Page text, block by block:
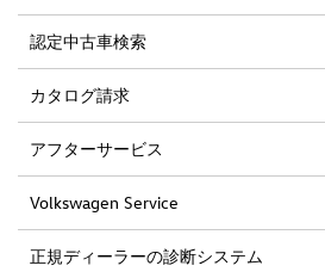
認定中古車検索
カタログ請求
アフターサービス
Volkswagen Service
正規ディーラーの診断システム